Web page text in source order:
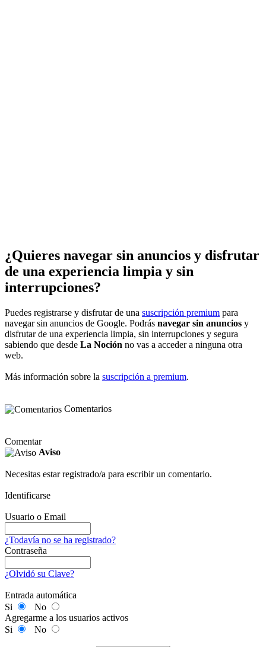
¿Quieres navegar sin anuncios y disfrutar
de una experiencia limpia y sin
interrupciones?
Puedes registrarse y disfrutar de una suscripción premium para
navegar sin anuncios de Google. Podrás navegar sin anuncios y
disfrutar de una experiencia limpia, sin interrupciones y segura
sabiendo que desde La Noción no vas a acceder a ninguna otra
web.
Más información sobre la suscripción a premium.
Comentarios
Comentar
Aviso
Necesitas estar registrado/a para escribir un comentario.
Identificarse
Usuario o Email
¿Todavía no se ha registrado?
Contraseña
¿Olvidó su Clave?
Entrada automática
Si
No
Agregarme a los usuarios activos
Si
No